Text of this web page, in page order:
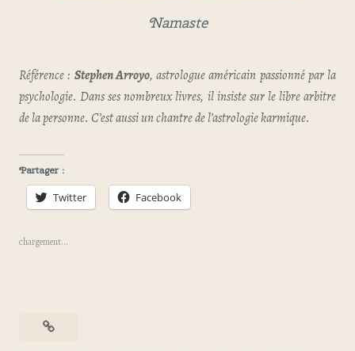
Namaste
Référence : Stephen Arroyo, astrologue américain passionné par la
psychologie. Dans ses nombreux livres, il insiste sur le libre arbitre
de la personne. C’est aussi un chantre de l’astrologie karmique.
Partager :
Twitter Facebook
chargement…